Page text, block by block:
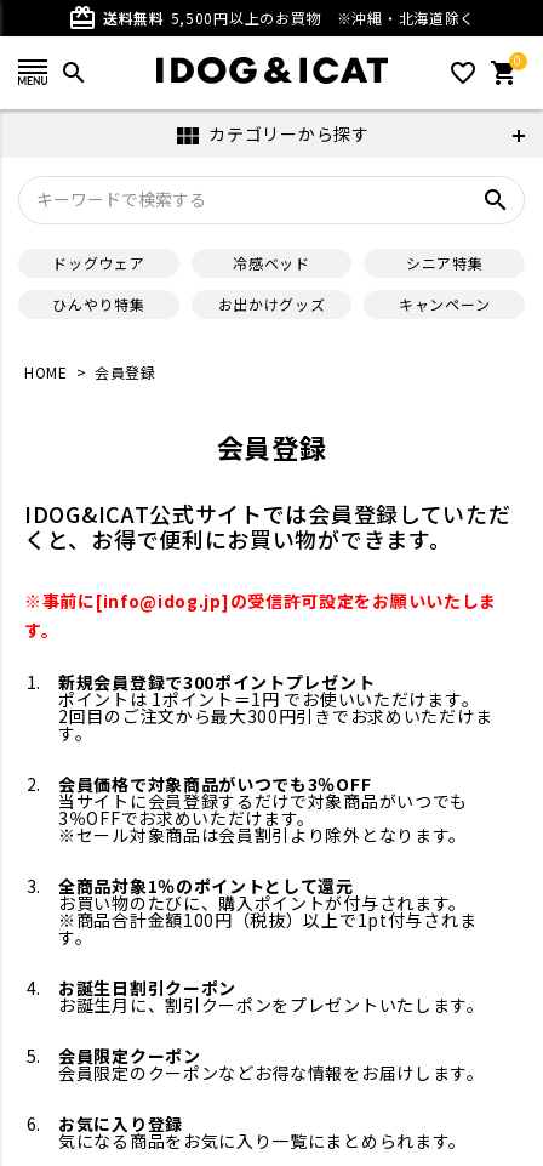
card_giftcard 送料無料 5,500円以上のお買物 ※沖縄・北海道除く
search favorite_outline 0
shopping_cart
view_module カテゴリーから探す
search
ドッグウェア 冷感ベッド
シニア特集
ひんやり特集
お出かけグッズ キャンペーン
HOME 会員登録
会員登録
IDOG&ICAT公式サイトでは会員登録していただ
くと、お得で便利にお買い物ができます。
※事前に[info@idog.jp]の受信許可設定をお願いいたしま
す。
新規会員登録で300ポイントプレゼント
ポイントは 1ポイント＝1円 でお使いいただけます。
2回目のご注文から最大300円引きでお求めいただけま
す。
会員価格で対象商品がいつでも3％OFF
当サイトに会員登録するだけで対象商品がいつでも
3％OFFでお求めいただけます。
※セール対象商品は会員割引より除外となります。
全商品対象1％のポイントとして還元
お買い物のたびに、購入ポイントが付与されます。
※商品合計金額100円（税抜）以上で1pt付与されま
す。
お誕生日割引クーポン
お誕生月に、割引クーポンをプレゼントいたします。
会員限定クーポン
会員限定のクーポンなどお得な情報をお届けします。
お気に入り登録
気になる商品をお気に入り一覧にまとめられます。